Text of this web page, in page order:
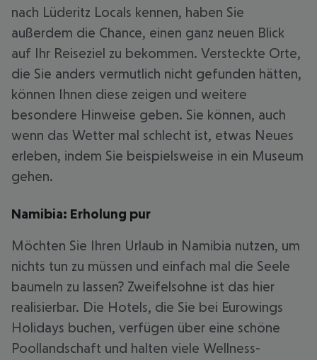
nach Lüderitz Locals kennen, haben Sie
außerdem die Chance, einen ganz neuen Blick
auf Ihr Reiseziel zu bekommen. Versteckte Orte,
die Sie anders vermutlich nicht gefunden hätten,
können Ihnen diese zeigen und weitere
besondere Hinweise geben. Sie können, auch
wenn das Wetter mal schlecht ist, etwas Neues
erleben, indem Sie beispielsweise in ein Museum
gehen.
Namibia: Erholung pur
Möchten Sie Ihren Urlaub in Namibia nutzen, um
nichts tun zu müssen und einfach mal die Seele
baumeln zu lassen? Zweifelsohne ist das hier
realisierbar. Die Hotels, die Sie bei Eurowings
Holidays buchen, verfügen über eine schöne
Poollandschaft und halten viele Wellness-